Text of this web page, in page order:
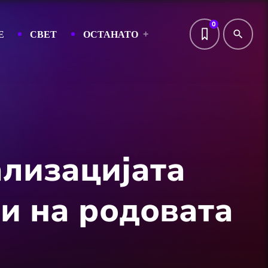
СВЕТ ОСТАНАТО
0
search
на родовата